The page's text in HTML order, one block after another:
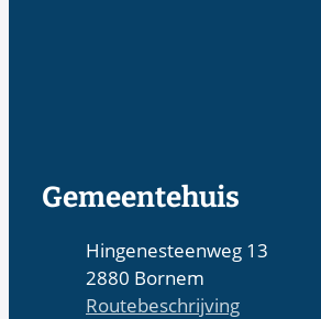
Contact & openingsuren
Gemeentehuis
AdresHingenesteenweg 13
,2880 Bornem
Routebeschrijving